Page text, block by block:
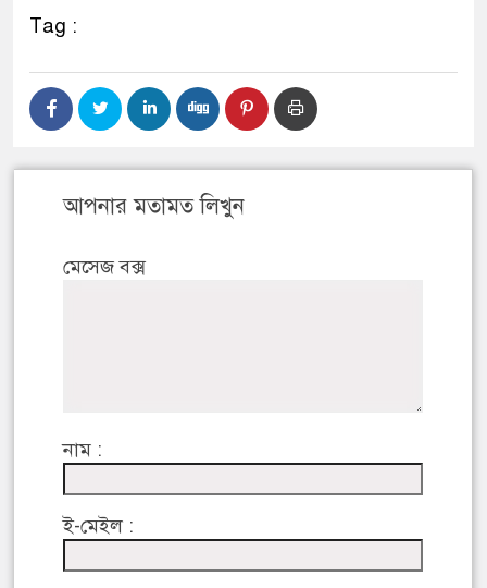
Tag :
আপনার মতামত লিখুন
মেসেজ বক্স
নাম :
ই-মেইল :